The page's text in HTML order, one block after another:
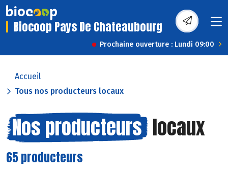
Biocoop Pays De Chateaubourg
Prochaine ouverture : Lundi 09:00
Accueil
Tous nos producteurs locaux
Nos producteurs locaux
65 producteurs